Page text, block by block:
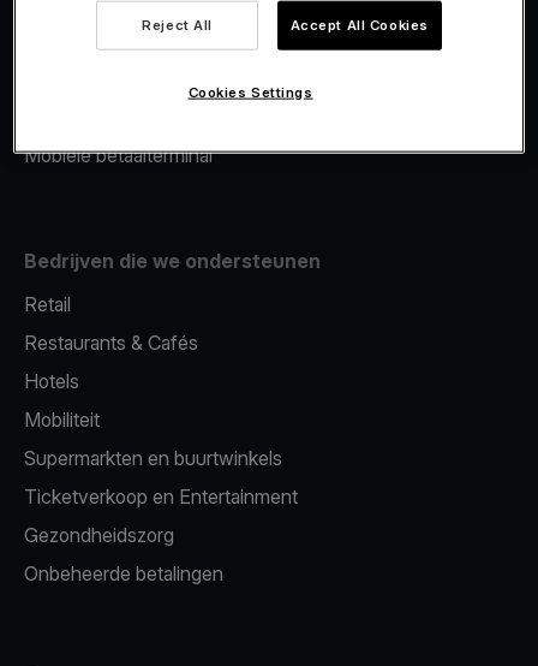
Merchant Advance
Mobiele betaalterminal
Bedrijven die we ondersteunen
Retail
Restaurants & Cafés
Hotels
Mobiliteit
Supermarkten en buurtwinkels
Ticketverkoop en Entertainment
Gezondheidszorg
Onbeheerde betalingen
Reject All Accept All Cookies
Cookies Settings